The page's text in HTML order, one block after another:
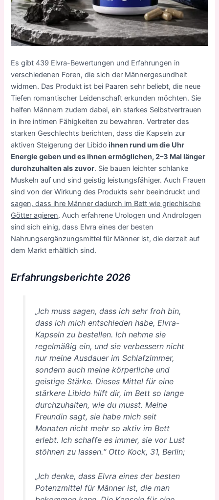
Es gibt 439 Elvra-Bewertungen und Erfahrungen in
verschiedenen Foren, die sich der Männergesundheit
widmen. Das Produkt ist bei Paaren sehr beliebt, die neue
Tiefen romantischer Leidenschaft erkunden möchten. Sie
helfen Männern zudem dabei, ein starkes Selbstvertrauen
in ihre intimen Fähigkeiten zu bewahren. Vertreter des
starken Geschlechts berichten, dass die Kapseln zur
aktiven Steigerung der Libido ihnen rund um die Uhr
Energie geben und es ihnen ermöglichen, 2–3 Mal länger
durchzuhalten als zuvor. Sie bauen leichter schlanke
Muskeln auf und sind geistig leistungsfähiger. Auch Frauen
sind von der Wirkung des Produkts sehr beeindruckt und
sagen, dass ihre Männer dadurch im Bett wie griechische
Götter agieren. Auch erfahrene Urologen und Andrologen
sind sich einig, dass Elvra eines der besten
Nahrungsergänzungsmittel für Männer ist, die derzeit auf
dem Markt erhältlich sind.
Erfahrungsberichte 2026
„Ich muss sagen, dass ich sehr froh bin,
dass ich mich entschieden habe, Elvra-
Kapseln zu bestellen. Ich nehme sie
regelmäßig ein, und sie verbessern nicht
nur meine Ausdauer im Schlafzimmer,
sondern auch meine körperliche und
geistige Stärke. Dieses Mittel für eine
stärkere Libido hilft dir, im Bett so lange
durchzuhalten, wie du musst. Meine
Freundin sagt, sie habe mich seit
Monaten nicht mehr so aktiv im Bett
erlebt. Ich schaffe es immer, sie vor Lust
stöhnen zu lassen.“ Otto Kock, 31, Berlin;
„Ich denke, dass Elvra eines der besten
Potenzmittel für Männer ist, die man